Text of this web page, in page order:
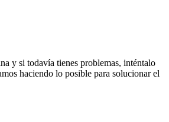
y si todavía tienes problemas, inténtalo
haciendo lo posible para solucionar el